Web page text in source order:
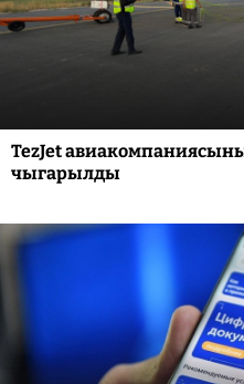
TezJet
чыгарылды